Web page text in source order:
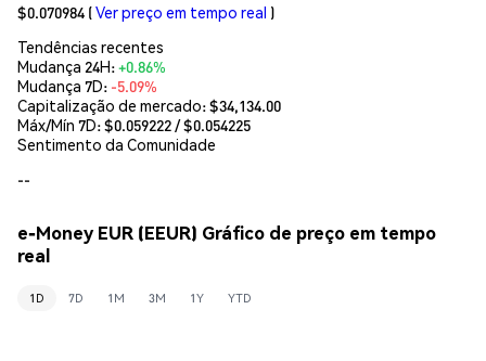
$0.070984 (Ver preço em tempo real )
Tendências recentes
Mudança 24H:+0.86%
Mudança 7D: -5.09%
Capitalização de mercado:$34,134.00
Máx/Mín 7D: $0.059222/ $0.054225
Sentimento da Comunidade
--
e-Money EUR (EEUR) Gráfico de preço em tempo
real
1D 7D 1M 3M 1Y YTD